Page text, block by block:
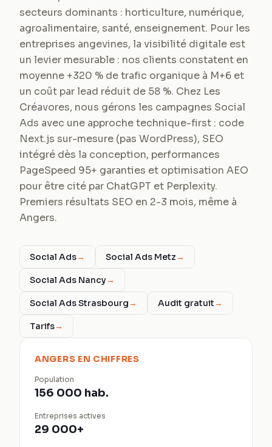
secteurs dominants : horticulture, numérique,
agroalimentaire, santé, enseignement. Pour les
entreprises angevines, la visibilité digitale est
un levier mesurable : nos clients constatent en
moyenne +320 % de trafic organique à M+6 et
un coût par lead réduit de 58 %. Chez Les
Créavores, nous gérons les campagnes Social
Ads avec une approche technique-first : code
Next.js sur-mesure (pas WordPress), SEO
intégré dès la conception, performances
PageSpeed 95+ garanties et optimisation AEO
pour être cité par ChatGPT et Perplexity.
Premiers résultats SEO en 2-3 mois, même à
Angers.
Social Ads→ Social Ads Metz→
Social Ads Nancy→
Social Ads Strasbourg→ Audit gratuit→
Tarifs→
ANGERS EN CHIFFRES
Population
156 000 hab.
Entreprises actives
29 000+